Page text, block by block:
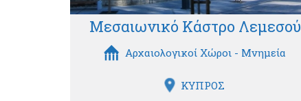
Μεσαιωνικό Κάστρο Λεμεσού
Αρχαιολογικοί Χώροι - Μνημεία
ΚΥΠΡΟΣ